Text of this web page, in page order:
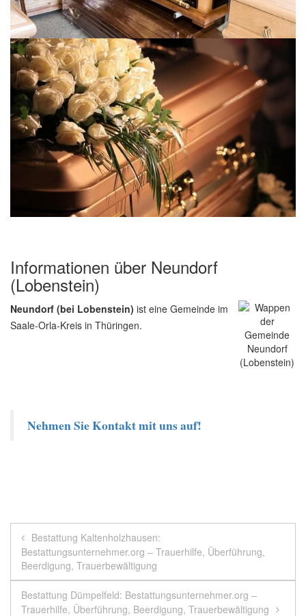
Informationen über Neundorf
(Lobenstein)
Neundorf (bei Lobenstein) ist eine Gemeinde im
Saale-Orla-Kreis in Thüringen.
Nehmen Sie Kontakt mit uns auf!
Beitragsnavigation
Bestattung Kaltenholzhausen:
Bestattungsunternehmer.org – Trauerhilfe, Überführung,
Beerdigung, Trauerbewältigung
Bestattung Dümpelfeld: Bestattungsunternehmer.org –
Trauerhilfe, Überführung, Beerdigung, Trauerbewältigung